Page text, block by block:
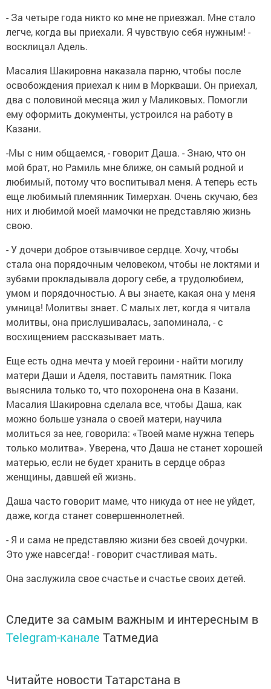
- За четыре года никто ко мне не приезжал. Мне стало
легче, когда вы приехали. Я чувствую себя нужным! -
восклицал Адель.
Масалия Шакировна наказала парню, чтобы после
освобождения приехал к ним в Моркваши. Он приехал,
два с половиной месяца жил у Маликовых. Помогли
ему оформить документы, устроился на работу в
Казани.
-Мы с ним общаемся, - говорит Даша. - Знаю, что он
мой брат, но Рамиль мне ближе, он самый родной и
любимый, потому что воспитывал меня. А теперь есть
еще любимый племянник Тимерхан. Очень скучаю, без
них и любимой моей мамочки не представляю жизнь
свою.
- У дочери доброе отзывчивое сердце. Хочу, чтобы
стала она порядочным человеком, чтобы не локтями и
зубами прокладывала дорогу себе, а трудолюбием,
умом и порядочностью. А вы знаете, какая она у меня
умница! Молитвы знает. С малых лет, когда я читала
молитвы, она прислушивалась, запоминала, - с
восхищением рассказывает мать.
Еще есть одна мечта у моей героини - найти могилу
матери Даши и Аделя, поставить памятник. Пока
выяснила только то, что похоронена она в Казани.
Масалия Шакировна сделала все, чтобы Даша, как
можно больше узнала о своей матери, научила
молиться за нее, говорила: «Твоей маме нужна теперь
только молитва». Уверена, что Даша не станет хорошей
матерью, если не будет хранить в сердце образ
женщины, давшей ей жизнь.
Даша часто говорит маме, что никуда от нее не уйдет,
даже, когда станет совершеннолетней.
- Я и сама не представляю жизни без своей дочурки.
Это уже навсегда! - говорит счастливая мать.
Она заслужила свое счастье и счастье своих детей.
Следите за самым важным и интересным в
Telegram-канале Татмедиа
Читайте новости Татарстана в